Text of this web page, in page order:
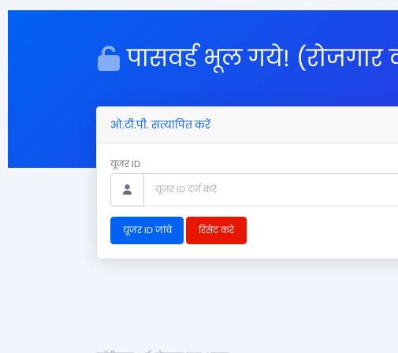
पासवर्ड भूल गये! (रोजगार
ओ.टी.पी. सत्यापित करें
यूजर ID